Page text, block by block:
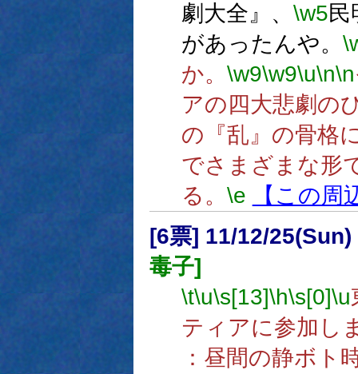
劇大全』、 \w5民
があったんや。
か。 \w9\w9\u\n\n
アの四大悲劇の
の『乱』の骨格
でさまざまな形
る。 \e
【この周
[6票] 11/12/
毒子]
\t\u\s[13]\h\s[0]\u
ティアに参加し
：昼間の静ボト